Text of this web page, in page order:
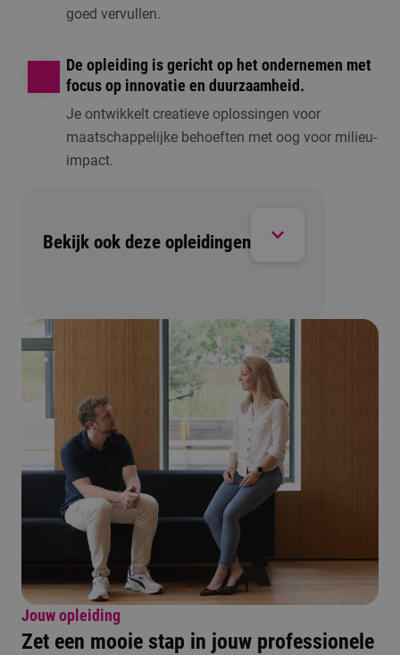
goed vervullen.
De opleiding is gericht op het ondernemen met
focus op innovatie en duurzaamheid.
Je ontwikkelt creatieve oplossingen voor
maatschappelijke behoeften met oog voor milieu-
impact.
Bekijk ook deze opleidingen
Jouw opleiding
Zet een mooie stap in jouw professionele